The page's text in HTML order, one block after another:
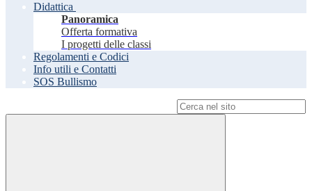
Didattica
Panoramica
Offerta formativa
I progetti delle classi
Regolamenti e Codici
Info utili e Contatti
SOS Bullismo